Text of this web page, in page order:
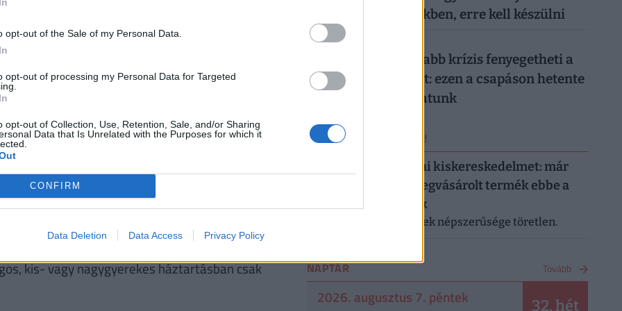
opt-out of the Sale of my Personal Data.
opt-out of processing my Personal Data for Targeted
opt-out of Collection, Use, Retention, Sale, and/or Sharing
Data that Is Unrelated with the Purposes for which it
CONFIRM
Data Deletion Data Access Privacy Policy
VAN OLCSÓ MEGOLDÁS!
30 000 000 forintot 20 éves futamidőre már
fel lehet venni
ajánlata sem:az UniCredit Banknál 6,78%, az
Banknál 7,02%.Érdemes még megnézni
kalkulációt végezni, saját preferenciáink
Ehhez keresd fel aPénzcentrum kalkulátorát.
választékot kínálnak, szinte minden
kis- vagy nagygyerekes háztartásban csak
háziorvosi rendelőkben, erre kell készülni
2026. augusztus 7.
Hiába a jó hírek, újabb krízis fenyegetheti a
magyar gazdaságot: ezen a csapáson hetente
milliárdokat bukhatunk
ERRŐL NE MARADJ LE!
Letarolták az európai kiskereskedelmet: már
minden második megvásárolt termék ebbe a
kategóriába tartozik
A saját márkás termékek népszerűsége töretlen.
NAPTÁR Tovább
2026. augusztus 7. péntek 32. hét